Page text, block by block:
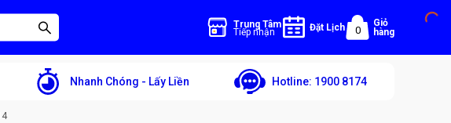
Trung Tâm
Tiếp nhận Đặt Lịch 0
Giỏ
hàng
Nhanh Chóng - Lấy Liền Hotline: 1900 8174